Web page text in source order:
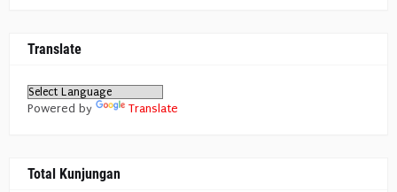
Translate
Powered by Translate
Total Kunjungan